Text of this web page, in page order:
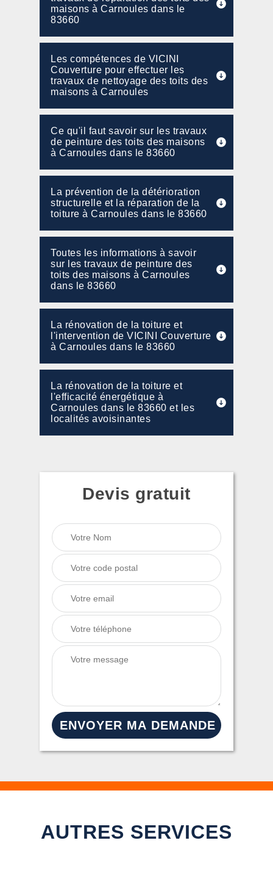
maisons à Carnoules dans le
83660
Les compétences de VICINI
Couverture pour effectuer les
travaux de nettoyage des toits des
maisons à Carnoules
Ce qu'il faut savoir sur les travaux
de peinture des toits des maisons
à Carnoules dans le 83660
La prévention de la détérioration
structurelle et la réparation de la
toiture à Carnoules dans le 83660
Toutes les informations à savoir
sur les travaux de peinture des
toits des maisons à Carnoules
dans le 83660
La rénovation de la toiture et
l'intervention de VICINI Couverture
à Carnoules dans le 83660
La rénovation de la toiture et
l'efficacité énergétique à
Carnoules dans le 83660 et les
localités avoisinantes
Devis gratuit
AUTRES SERVICES